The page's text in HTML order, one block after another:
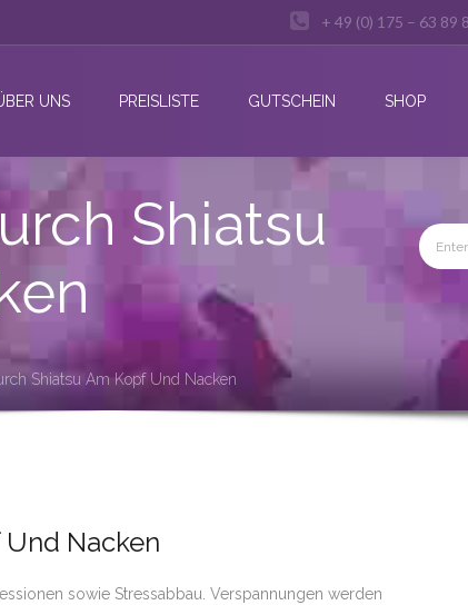
+ 49 (0) 175 – 63 89
UNS PREISLISTE GUTSCHEIN SHOP
Shiatsu
Shiatsu Am Kopf Und Nacken
Nacken
sowie Stressabbau. Verspannungen werden